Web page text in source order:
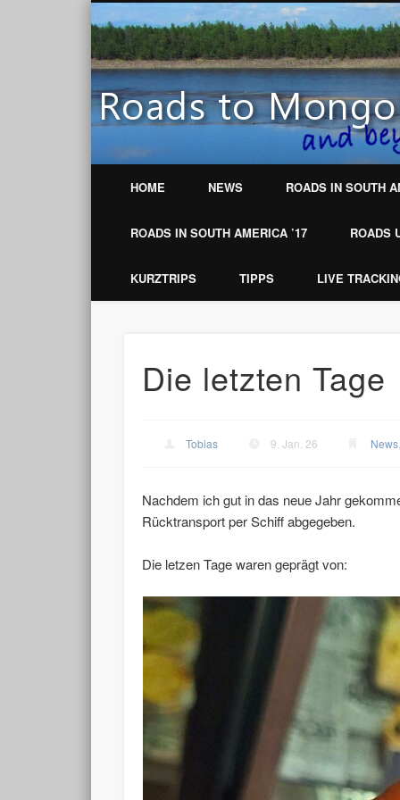
Motobike adventure travelling around the world
HOME NEWS ROADS IN SOUTH
ROADS IN SOUTH AMERICA ’17 ROADS
KURZTRIPS TIPPS LIVE
Die letzten Tage
Tobias 9. Jan. 26 News
Nachdem ich gut in das neue Jahr
Rücktransport per Schiff abgegeben.
Die letzen Tage waren geprägt von: